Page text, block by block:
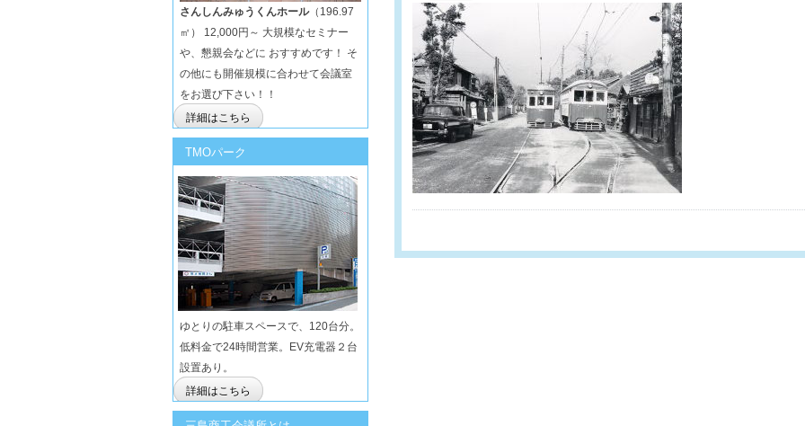
さんしんみゅうくんホール（196.97
㎡） 12,000円～ 大規模なセミナー
や、懇親会などに おすすめです！ そ
の他にも開催規模に合わせて会議室
をお選び下さい！！
詳細はこちら
TMOパーク
ゆとりの駐車スペースで、120台分。
低料金で24時間営業。EV充電器２台
設置あり。
詳細はこちら